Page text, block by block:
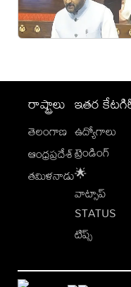
రాష్ట్రాలు
తెలంగాణ
ఆంధ్రప్రదేశ్
తమిళనాడు
ఇతర
ఉద్యోగాలు
ట్రెండింగ్
🌟
వాట్సాప్
STATUS
టిప్స్